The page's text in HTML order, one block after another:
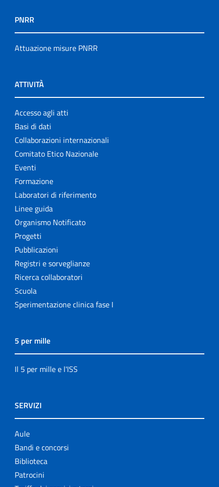
PNRR
Attuazione misure PNRR
ATTIVITÀ
Accesso agli atti
Basi di dati
Collaborazioni internazionali
Comitato Etico Nazionale
Eventi
Formazione
Laboratori di riferimento
Linee guida
Organismo Notificato
Progetti
Pubblicazioni
Registri e sorveglianze
Ricerca collaboratori
Scuola
Sperimentazione clinica fase I
5 per mille
Il 5 per mille e l'ISS
SERVIZI
Aule
Bandi e concorsi
Biblioteca
Patrocini